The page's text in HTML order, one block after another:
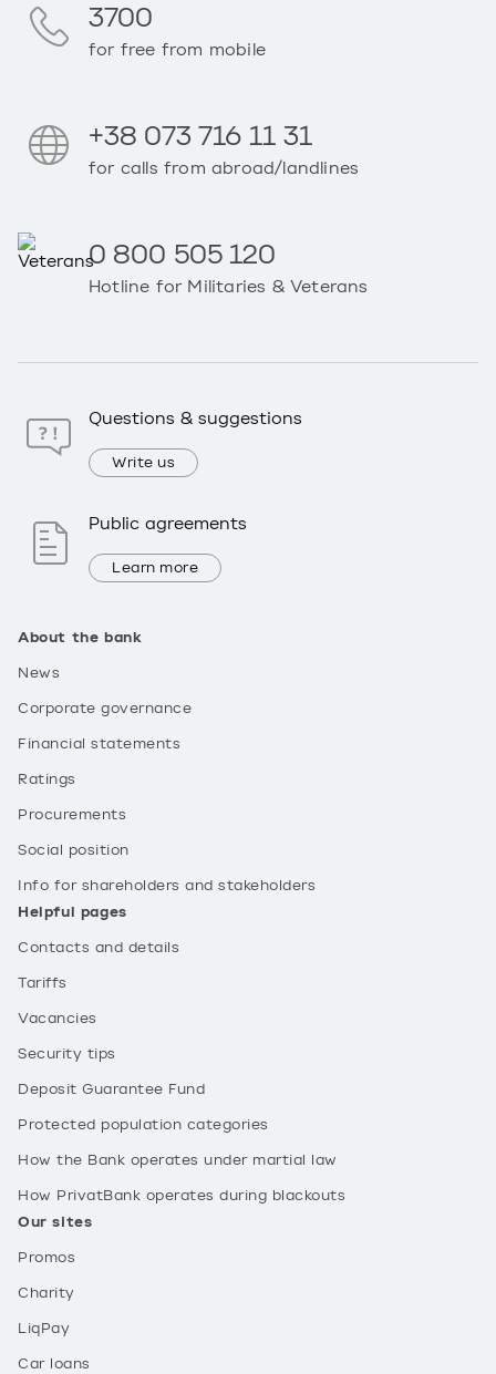
About the bank
News
Corporate governance
Financial statements
Ratings
Procurements
Social position
Info for shareholders and stakeholders
Helpful pages
Contacts and details
Tariffs
Vacancies
Security tips
Deposit Guarantee Fund
Protected population categories
How the Bank operates under martial law
How PrivatBank operates during blackouts
Our sites
Promos
Charity
LiqPay
Car loans
3700
for free from mobile
+38 073 716 11 31
for calls from abroad/landlines
0 800 505 120
Hotline for Militaries & Veterans
Questions & suggestions
Write us
Public agreements
Learn more